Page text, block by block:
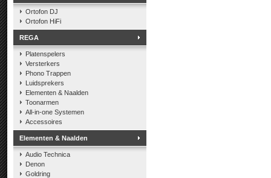
Ortofon DJ
Ortofon HiFi
REGA
Platenspelers
Versterkers
Phono Trappen
Luidsprekers
Elementen & Naalden
Toonarmen
All-in-one Systemen
Accessoires
Elementen & Naalden
Audio Technica
Denon
Goldring